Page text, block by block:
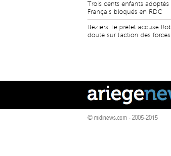
Trois cents enfants adoptés
Français bloqués en RDC
Béziers: le préfet accuse
doute sur l'action des
© midinews.com - 2005-2015